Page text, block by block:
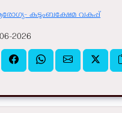
കുടുംബക്ഷേമ വകുപ്പ്
2026